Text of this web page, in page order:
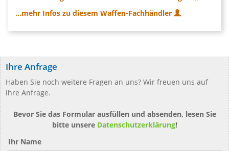
...mehr Infos zu diesem Waffen-Fachhändler
Ihre Anfrage
Haben Sie noch weitere Fragen an uns? Wir freuen uns auf
ihre Anfrage.
Bevor Sie das Formular ausfüllen und absenden, lesen Sie
bitte unsere Datenschutzerklärung!
Ihr Name